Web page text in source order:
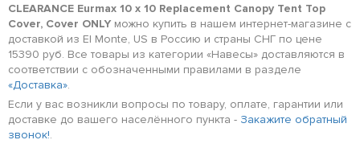
CLEARANCE Eurmax 10 x 10 Replacement Canopy Tent Top
Cover, Cover ONLY можно купить в нашем интернет-магазине с
доставкой из El Monte, US в Россию и страны СНГ по цене
15390 руб. Все товары из категории «Навесы» доставляются в
соответствии с обозначенными правилами в разделе
«Доставка».
Если у вас возникли вопросы по товару, оплате, гарантии или
доставке до вашего населённого пункта - Закажите обратный
звонок!.